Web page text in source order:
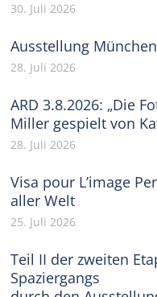
30. Juli 2026
Ausstellung
28. Juli 2026
ARD 3.8.2026: „Die
Miller gespielt von
28. Juli 2026
Visa pour L’image
aller Welt
25. Juli 2026
Teil II der zweiten
Spaziergangs